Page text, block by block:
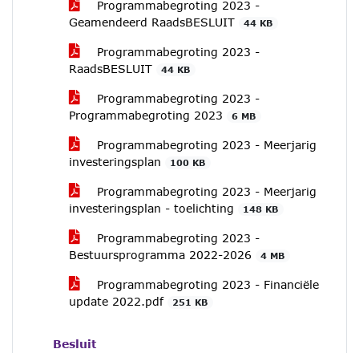
Programmabegroting 2023 -
Geamendeerd RaadsBESLUIT
44 KB
Programmabegroting 2023 -
RaadsBESLUIT
44 KB
Programmabegroting 2023 -
Programmabegroting 2023
6 MB
Programmabegroting 2023 - Meerjarig
investeringsplan
100 KB
Programmabegroting 2023 - Meerjarig
investeringsplan - toelichting
148 KB
Programmabegroting 2023 -
Bestuursprogramma 2022-2026
4 MB
Programmabegroting 2023 - Financiële
update 2022.pdf
251 KB
Besluit